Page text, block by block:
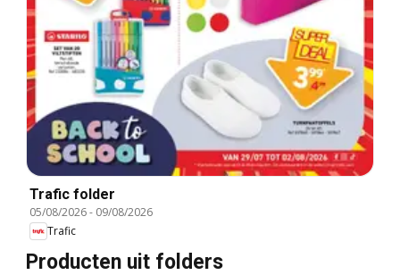
Trafic folder
05/08/2026- 09/08/2026
Trafic
Producten uit folders